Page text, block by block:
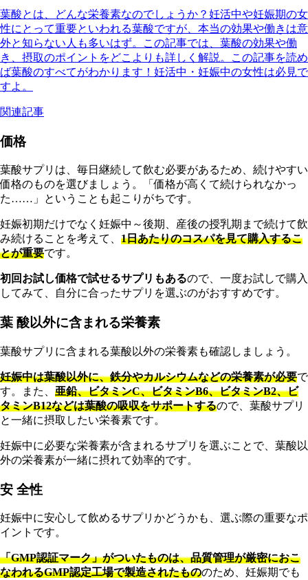
葉酸とは、どんな栄養素なのでしょうか？妊活中や妊娠期の女
性にとって重要といわれる葉酸ですが、本当の効果や働きは意
外と知らない人も多いはず。この記事では、葉酸の効果や働
き、摂取のポイントをどこよりも詳しく解説。この記事を読め
ば葉酸のすべてがわかります！妊活中・妊娠中の女性は必見で
すよ。
関連記事
価格
葉酸サプリは、毎日継続して飲む必要があるため、続けやすい
価格のものを選びましょう。「価格が高くて続けられなかっ
た……」ということも起こりがちです。
妊娠初期だけでなく妊娠中～後期、産後の授乳期まで続けて飲
み続けることを考えて、 1日あたりのコスパを見て購入するこ
とが重要です。
初回お試し価格で試せるサプリもあるので、一度お試しで購入
してみて、自分に合ったサプリを選ぶのがおすすめです。
葉 酸以外に含まれる栄養素
葉酸サプリに含まれる葉酸以外の栄養素も確認しましょう。
妊娠中は葉酸以外に、鉄分やカルシウムなどの栄養素が必要で
す。また、 亜鉛、ビタミンC、ビタミンB6、ビタミンB2、ビ
タミンB12などは葉酸の吸収をサポートするので、葉酸サプリ
と一緒に摂取したい栄養素です。
妊娠中に必要な栄養素が含まれるサプリを選ぶことで、葉酸以
外の栄養素が一緒に摂れて効率的です。
安 全性
妊娠中に安心して飲めるサプリかどうかも、選ぶ際の重要なポ
イントです。
「GMP認証マーク」がついたものは、品質管理が厳密におこ
なわれるGMP認定工場で製造されたもののため、妊娠期でも